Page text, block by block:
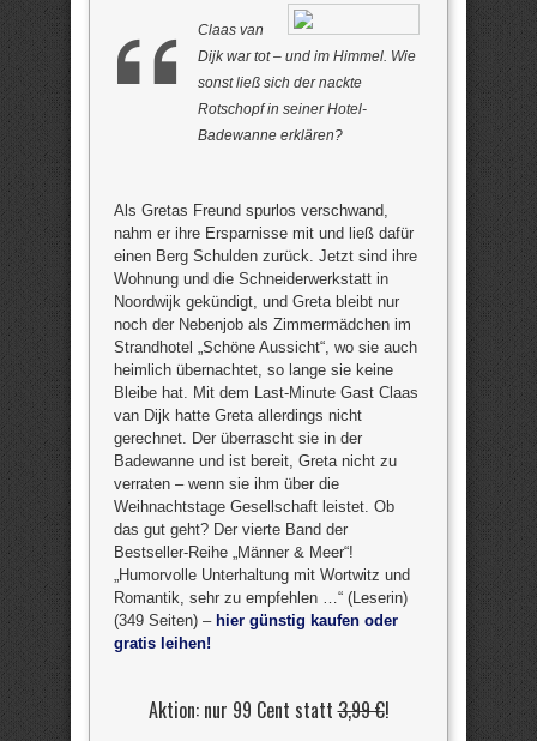
Claas van
Dijk war tot – und im Himmel. Wie
sonst ließ sich der nackte
Rotschopf in seiner Hotel-
Badewanne erklären?
Als Gretas Freund spurlos verschwand,
nahm er ihre Ersparnisse mit und ließ dafür
einen Berg Schulden zurück. Jetzt sind ihre
Wohnung und die Schneiderwerkstatt in
Noordwijk gekündigt, und Greta bleibt nur
noch der Nebenjob als Zimmermädchen im
Strandhotel „Schöne Aussicht“, wo sie auch
heimlich übernachtet, so lange sie keine
Bleibe hat. Mit dem Last-Minute Gast Claas
van Dijk hatte Greta allerdings nicht
gerechnet. Der überrascht sie in der
Badewanne und ist bereit, Greta nicht zu
verraten – wenn sie ihm über die
Weihnachtstage Gesellschaft leistet. Ob
das gut geht? Der vierte Band der
Bestseller-Reihe „Männer & Meer“!
„Humorvolle Unterhaltung mit Wortwitz und
Romantik, sehr zu empfehlen …“ (Leserin)
(349 Seiten) – hier günstig kaufen oder
gratis leihen!
Aktion: nur 99 Cent statt3,99 €!